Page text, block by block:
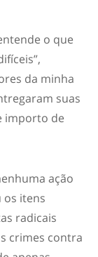
o que
da minha
suas
importo de
ação
os itens
radicais
crimes contra